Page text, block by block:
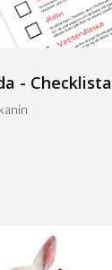
- Checklista